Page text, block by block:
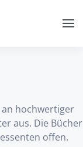
hochwertiger
aus. Die Bücher
offen.